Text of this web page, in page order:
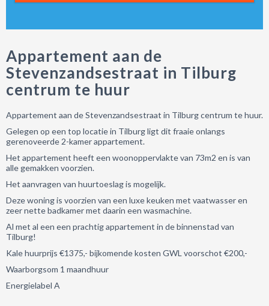
Appartement aan de
Stevenzandsestraat in Tilburg
centrum te huur
Appartement aan de Stevenzandsestraat in Tilburg centrum te huur.
Gelegen op een top locatie in Tilburg ligt dit fraaie onlangs
gerenoveerde 2-kamer appartement.
Het appartement heeft een woonoppervlakte van 73m2 en is van
alle gemakken voorzien.
Het aanvragen van huurtoeslag is mogelijk.
Deze woning is voorzien van een luxe keuken met vaatwasser en
zeer nette badkamer met daarin een wasmachine.
Al met al een een prachtig appartement in de binnenstad van
Tilburg!
Kale huurprijs €1375,- bijkomende kosten GWL voorschot €200,-
Waarborgsom 1 maandhuur
Energielabel A